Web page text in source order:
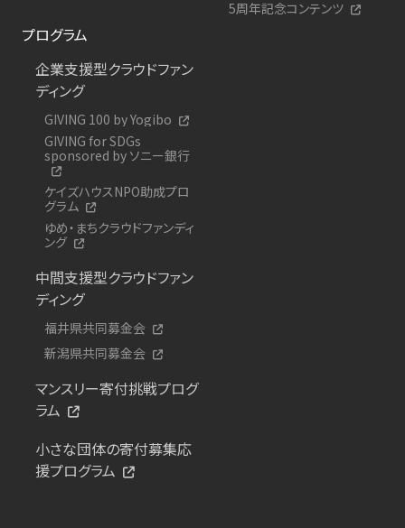
5周年記念コンテンツ
プログラム
企業支援型クラウドファン
ディング
GIVING 100 by Yogibo
GIVING for SDGs
sponsored by ソニー銀行
ケイズハウスNPO助成プロ
グラム
ゆめ・まちクラウドファンディ
ング
中間支援型クラウドファン
ディング
福井県共同募金会
新潟県共同募金会
マンスリー寄付挑戦プログ
ラム
小さな団体の寄付募集応
援プログラム